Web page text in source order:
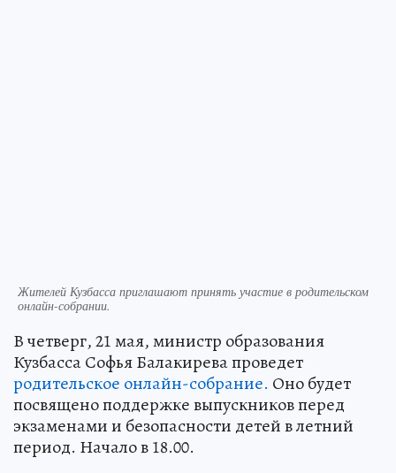
Жителей Кузбасса приглашают принять участие в родительском
онлайн-собрании.
В четверг, 21 мая, министр образования
Кузбасса Софья Балакирева проведет
родительское онлайн-собрание. Оно будет
посвящено поддержке выпускников перед
экзаменами и безопасности детей в летний
период. Начало в 18.00.